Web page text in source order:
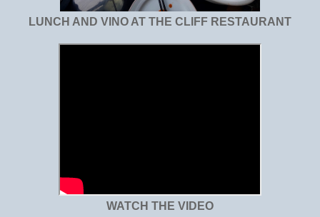
LUNCH AND VINO AT THE CLIFF RESTAURANT
WATCH THE VIDEO